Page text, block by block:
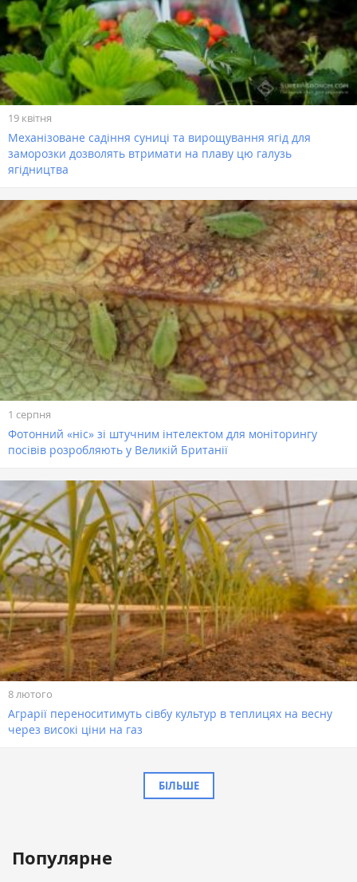
19 квітня
Механізоване садіння суниці та вирощування ягід для
заморозки дозволять втримати на плаву цю галузь
ягідництва
1 серпня
Фотонний «ніс» зі штучним інтелектом для моніторингу
посівів розробляють у Великій Британії
8 лютого
Аграрії переноситимуть сівбу культур в теплицях на весну
через високі ціни на газ
БІЛЬШЕ
Популярне